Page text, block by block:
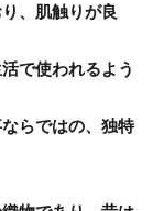
、肌触りが良
で使われるよう
らではの、独特